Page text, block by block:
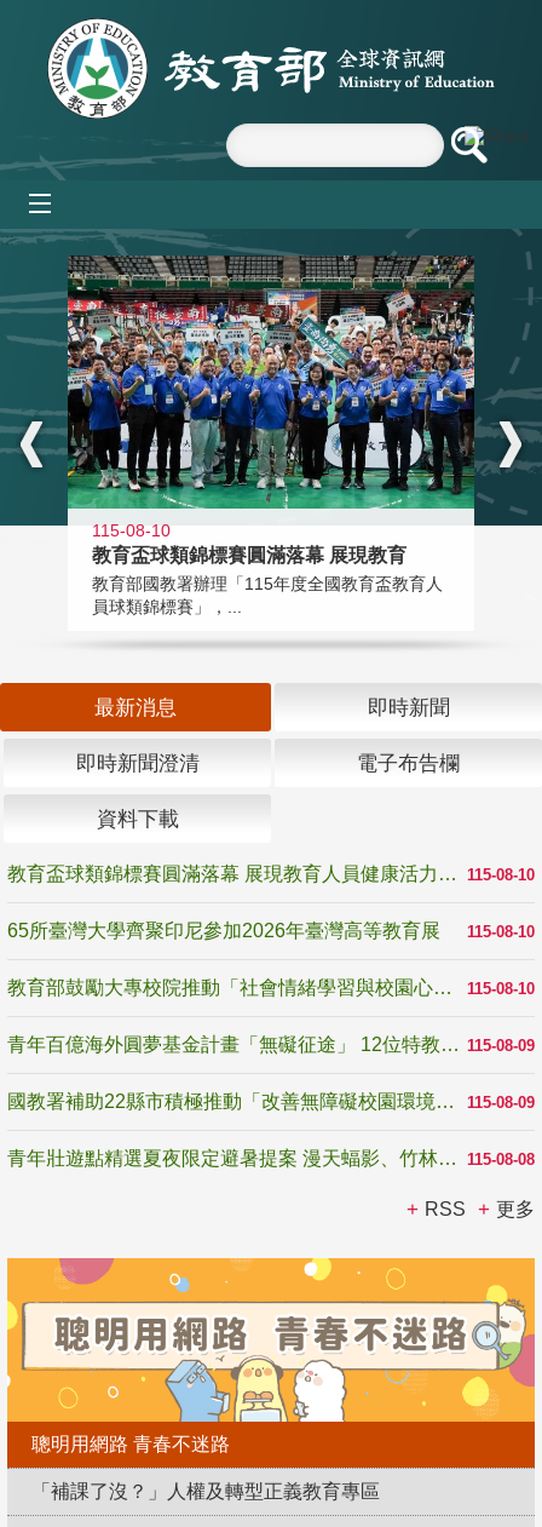
跳到主要內容區塊
:::
115-08-10
教育盃球類錦標賽圓滿落幕 展現教育
教育部國教署辦理「115年度全國教育盃教育人
員球類錦標賽」，...
最新消息 即時新聞
即時新聞澄清 電子布告欄
資料下載
115-08-10
教育盃球類錦標賽圓滿落幕 展現教育人員健康活力與團隊精神
115-08-10
65所臺灣大學齊聚印尼參加2026年臺灣高等教育展
115-08-10
教育部鼓勵大專校院推動「社會情緒學習與校園心理健康促進計畫」 培育校園「心」韌性
115-08-09
青年百億海外圓夢基金計畫「無礙征途」 12位特教與弱勢青年勇闖西班牙 跨越感官限制見證生命蛻變
115-08-09
國教署補助22縣市積極推動「改善無障礙校園環境計畫」 打造友善、安全、無礙學習空間
115-08-08
青年壯遊點精選夏夜限定避暑提案 漫天蝠影、竹林尋蛙、茶香夜觀 邀青年暮色出發
RSS 更多
聰明用網路 青春不迷路
「補課了沒？」人權及轉型正義教育專區